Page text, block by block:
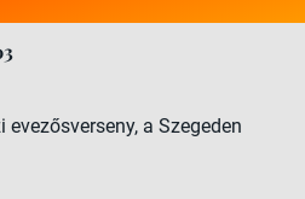
a Szegeden